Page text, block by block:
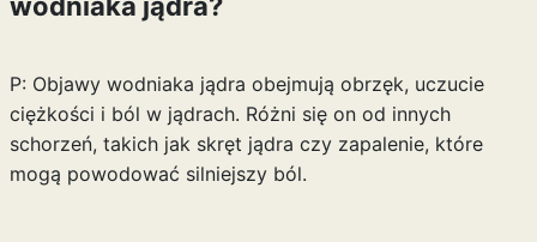
P: Objawy wodniaka jądra obejmują obrzęk, uczucie
ciężkości i ból w jądrach. Różni się on od innych
schorzeń, takich jak skręt jądra czy zapalenie, które
mogą powodować silniejszy ból.